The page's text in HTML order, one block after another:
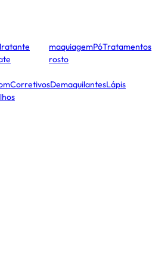
CorretivosDemaquilantesLápis
maquiagemPóTratamentos
rosto